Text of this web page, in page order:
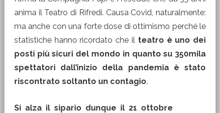
anima il Teatro di Rifredi. Causa Covid, naturalmente:
ma anche con una forte dose di ottimismo perché le
statistiche hanno ricordato che il teatro è uno dei
posti più sicuri del mondo in quanto su 350mila
spettatori dall’inizio della pandemia è stato
riscontrato soltanto un contagio.
Si alza il sipario dunque il 21 ottobre